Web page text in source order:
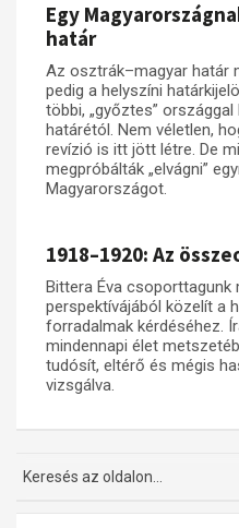
Egy
határ
Az osztrák–magyar határ
pedig a helyszíni
többi, „győztes”
határétól. Nem véletlen,
revízió is itt jött létre. De
megpróbálták „elvágni”
Magyarországot.
1918–1920: Az
Bittera Éva csoporttagunk
perspektívájából közelít a
forradalmak kérdéséhez.
mindennapi élet
tudósít, eltérő és mégis
vizsgálva.